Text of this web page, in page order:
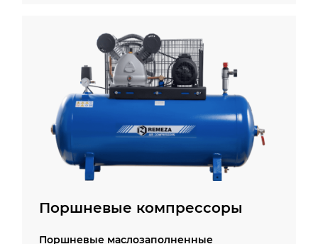
Поршневые компрессоры
Поршневые маслозаполненные